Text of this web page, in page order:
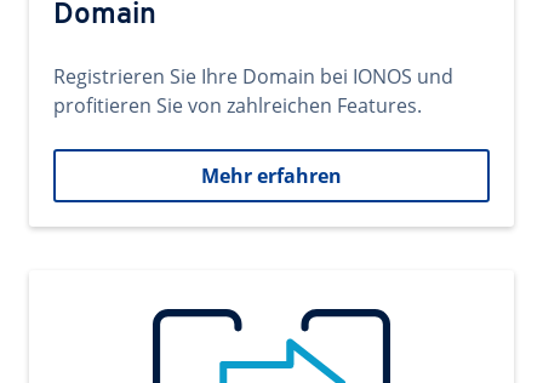
Domain
Registrieren Sie Ihre Domain bei IONOS und
profitieren Sie von zahlreichen Features.
Mehr erfahren